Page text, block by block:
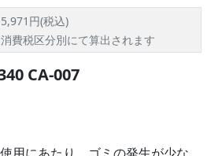
5,971円(税込)
費税区分別にて算出されます
CA-007